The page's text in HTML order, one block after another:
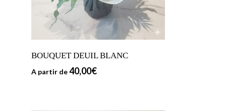
BOUQUET DEUIL BLANC
A partir de 40,00€